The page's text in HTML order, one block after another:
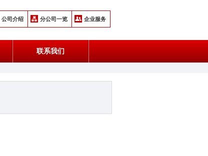
公司介绍 分公司一览 企业服务
联系我们